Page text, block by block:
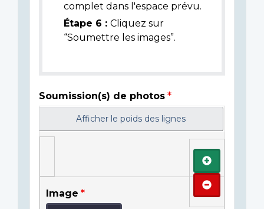
complet dans l'espace prévu.
Étape 6 : Cliquez sur
“Soumettre les images”.
Soumission(s) de photos
Afficher le poids des lignes
Image
Ajouter
Retirer